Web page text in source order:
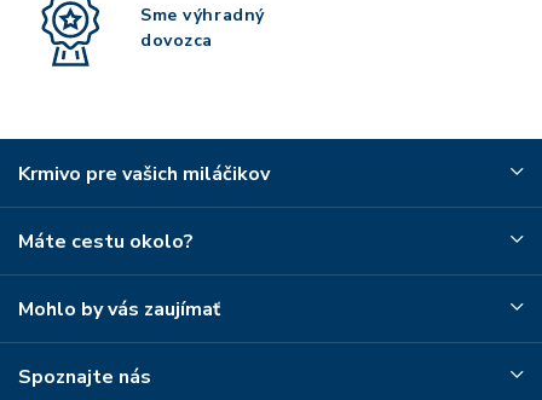
Sme výhradný
dovozca
Krmivo pre vašich miláčikov
Máte cestu okolo?
Mohlo by vás zaujímať
Spoznajte nás